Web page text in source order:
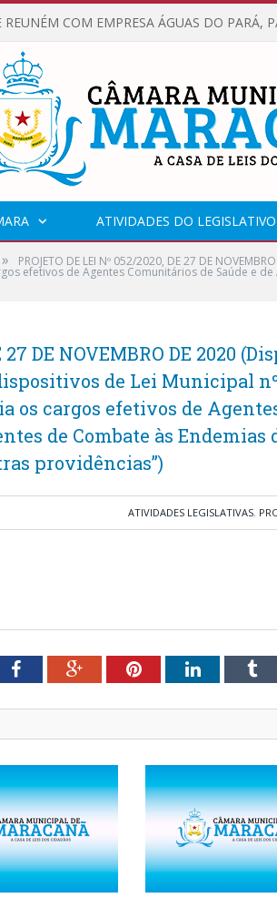
ATIVIDADES DO LEGISLATIVO
» PROJETO DE LEI Nº 052/2020, DE 27 DE
efetivos de Agentes Comunitários de Saúde e
DE NOVEMBRO DE 2020
de Lei Municipal
os cargos efetivos de
de Combate às Endemias
providências”)
ATIVIDADES LEGISLATIVAS,
FacebookGoogle+PinterestLinkedIn